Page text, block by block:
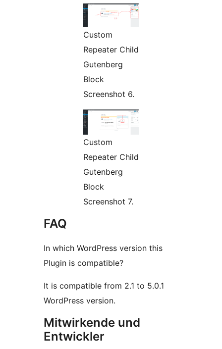
Custom
Repeater Child
Gutenberg
Block
Screenshot 6.
Custom
Repeater Child
Gutenberg
Block
Screenshot 7.
FAQ
In which WordPress version this
Plugin is compatible?
It is compatible from 2.1 to 5.0.1
WordPress version.
Mitwirkende und
Entwickler